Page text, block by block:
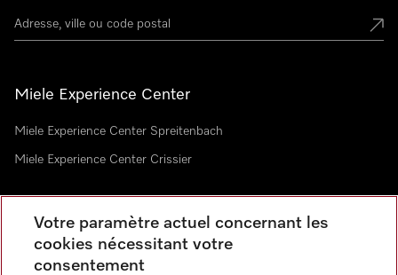
Miele Experience Center
Miele Experience Center Spreitenbach
Miele Experience Center Crissier
Newsletter
Votre paramètre actuel concernant les
cookies nécessitant votre
consentement